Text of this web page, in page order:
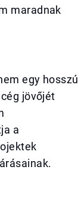
maradnak
egy hosszú
jövőjét
a